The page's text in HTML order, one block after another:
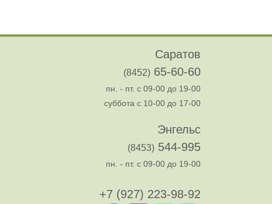
Саратов
(8452) 65-60-60
пн. - пт. с 09-00 до 19-00
суббота с 10-00 до 17-00
Энгельс
(8453) 544-995
пн. - пт. с 09-00 до 19-00
+7 (927) 223-98-92